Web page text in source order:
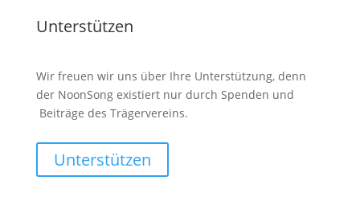
Unterstützen
Wir freuen wir uns über Ihre Unterstützung, denn
der NoonSong existiert nur durch Spenden und
Beiträge des Trägervereins.
Unterstützen